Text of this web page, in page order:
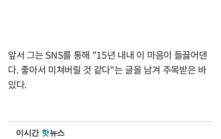
앞서 그는 SNS를 통해 "15년 내내 이 마음이 들끓어댄
다. 좋아서 미쳐버릴 것 같다"는 글을 남겨 주목받은 바
있다.
이시간 핫뉴스